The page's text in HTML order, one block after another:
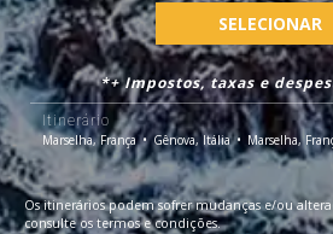
SELECIONAR
*+ Impostos, taxas e
Itinerário
Marselha, França
Gênova, Itália Marselha,
Os itinerários podem sofrer mudanças e/ou
consulte os termos e condições.